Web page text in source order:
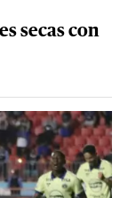
secas con